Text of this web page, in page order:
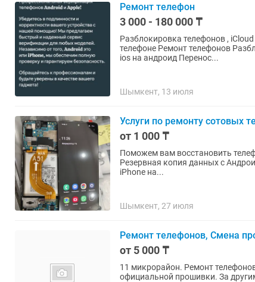
Ремонт телефон
3 000 - 180 000 ₸
Разблокировка телефонов , iCloud , google
телефоне Ремонт телефонов
ios на андроид Перенос...
Шымкент, 13 июля
Услуги по ремонту сотовых
от 1 000 ₸
Поможем вам восстановить телефон в прежнее
Резервная копия данных с Андроид на iOS App
iPhone на...
Шымкент, 27 июля
Ремонт телефонов, Смена
от 5 000 ₸
11 микрорайон. Ремонт
официальной прошивки. За